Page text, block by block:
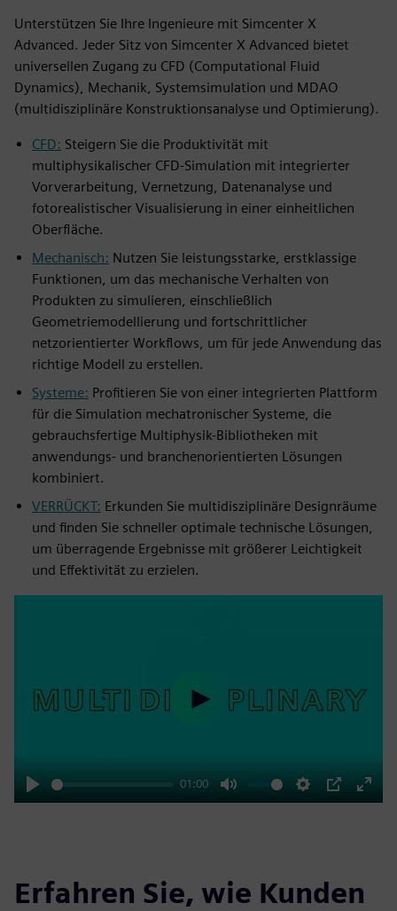
Unterstützen Sie Ihre Ingenieure mit Simcenter X
Advanced. Jeder Sitz von Simcenter X Advanced bietet
universellen Zugang zu CFD (Computational Fluid
Dynamics), Mechanik, Systemsimulation und MDAO
(multidisziplinäre Konstruktionsanalyse und Optimierung).
CFD: Steigern Sie die Produktivität mit
multiphysikalischer CFD-Simulation mit integrierter
Vorverarbeitung, Vernetzung, Datenanalyse und
fotorealistischer Visualisierung in einer einheitlichen
Oberfläche.
Mechanisch: Nutzen Sie leistungsstarke, erstklassige
Funktionen, um das mechanische Verhalten von
Produkten zu simulieren, einschließlich
Geometriemodellierung und fortschrittlicher
netzorientierter Workflows, um für jede Anwendung das
richtige Modell zu erstellen.
Systeme: Profitieren Sie von einer integrierten Plattform
für die Simulation mechatronischer Systeme, die
gebrauchsfertige Multiphysik-Bibliotheken mit
anwendungs- und branchenorientierten Lösungen
kombiniert.
VERRÜCKT: Erkunden Sie multidisziplinäre Designräume
und finden Sie schneller optimale technische Lösungen,
um überragende Ergebnisse mit größerer Leichtigkeit
und Effektivität zu erzielen.
Play
01:00
Mute Settings
PIP
Enter
Play
Erfahren Sie, wie Kunden